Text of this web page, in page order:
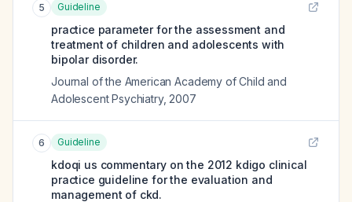
5 Guideline
practice parameter for the assessment and
treatment of children and adolescents with
bipolar disorder.
Journal of the American Academy of Child and
Adolescent Psychiatry, 2007
6 Guideline
kdoqi us commentary on the 2012 kdigo clinical
practice guideline for the evaluation and
management of ckd.